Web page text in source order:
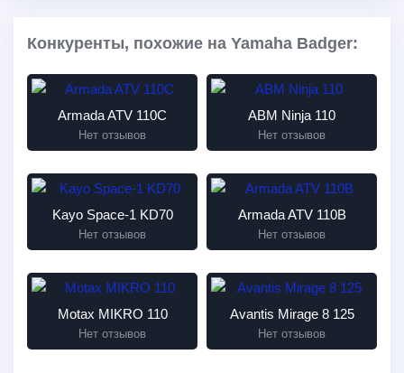
Конкуренты, похожие на Yamaha Badger:
Armada ATV 110C
Нет отзывов
ABM Ninja 110
Нет отзывов
Kayo Space-1 KD70
Нет отзывов
Armada ATV 110B
Нет отзывов
Motax MIKRO 110
Нет отзывов
Avantis Mirage 8 125
Нет отзывов